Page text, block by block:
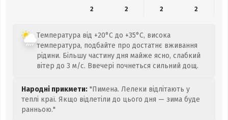
2
2 2 2
Температура від +20°C до +35°C, висока
температура, подбайте про достатнє вживання
рідини. Більшу частину дня майже ясно, слабкий
вітер до 3 м/с. Ввечері почнеться сильний дощ.
Народні прикмети: "Пимена. Лелеки відлітають у
теплі краї. Якщо відлетіли до цього дня — зима буде
ранньою."